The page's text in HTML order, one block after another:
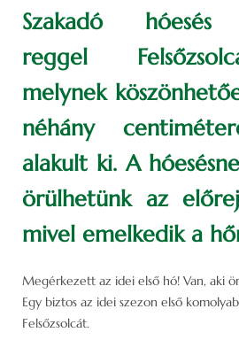
Szakadó hóesés
reggel
melynek
néhány
alakult ki. A
örülhetünk az
mivel emelkedik a
Megérkezett az idei első hó! Van, aki
Egy biztos az idei szezon első
Felsőzsolcát.